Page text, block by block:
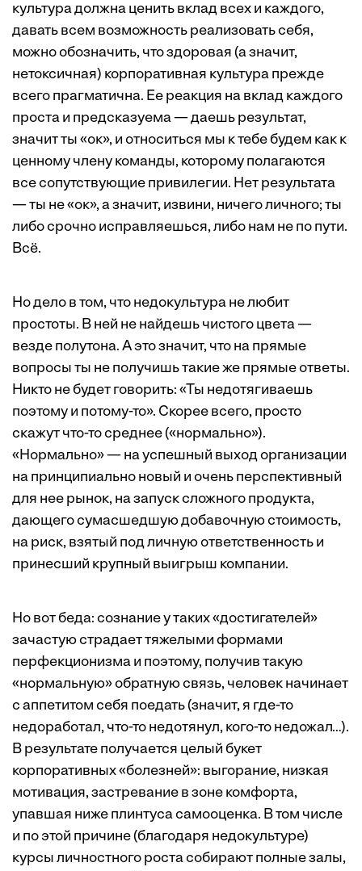
культура должна ценить вклад всех и каждого,
давать всем возможность реализовать себя,
можно обозначить, что здоровая (а значит,
нетоксичная) корпоративная культура прежде
всего прагматична. Ее реакция на вклад каждого
проста и предсказуема — даешь результат,
значит ты «ок», и относиться мы к тебе будем как к
ценному члену команды, которому полагаются
все сопутствующие привилегии. Нет результата
— ты не «ок», а значит, извини, ничего личного; ты
либо срочно исправляешься, либо нам не по пути.
Всё.
Но дело в том, что недокультура не любит
простоты. В ней не найдешь чистого цвета —
везде полутона. А это значит, что на прямые
вопросы ты не получишь такие же прямые ответы.
Никто не будет говорить: «Ты недотягиваешь
поэтому и потому-то». Скорее всего, просто
скажут что-то среднее («нормально»).
«Нормально» — на успешный выход организации
на принципиально новый и очень перспективный
для нее рынок, на запуск сложного продукта,
дающего сумасшедшую добавочную стоимость,
на риск, взятый под личную ответственность и
принесший крупный выигрыш компании.
Но вот беда: сознание у таких «достигателей»
зачастую страдает тяжелыми формами
перфекционизма и поэтому, получив такую
«нормальную» обратную связь, человек начинает
с аппетитом себя поедать (значит, я где-то
недоработал, что-то недотянул, кого-то недожал…).
В результате получается целый букет
корпоративных «болезней»: выгорание, низкая
мотивация, застревание в зоне комфорта,
упавшая ниже плинтуса самооценка. В том числе
и по этой причине (благодаря недокультуре)
курсы личностного роста собирают полные залы,